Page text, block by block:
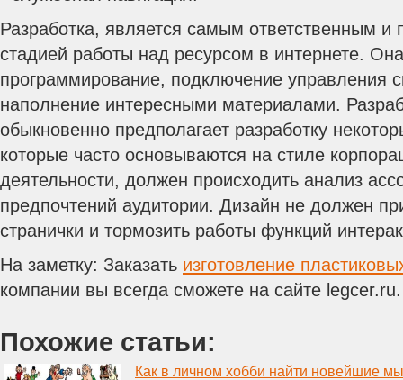
Разработка, является самым ответственным и
стадией работы над ресурсом в интернете.
программирование, подключение управления
наполнение интересными материалами.
обыкновенно предполагает разработку
которые часто основываются на стиле
деятельности, должен происходить анализ
предпочтений аудитории. Дизайн не должен
странички и тормозить работы функций
На заметку: Заказать изготовление
компании вы всегда сможете на сайте
Похожие статьи:
Как в личном хобби найти новейшие